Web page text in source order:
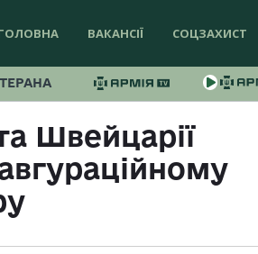
ВАКАНСІЇ СОЦЗАХИСТ
Швейцарії